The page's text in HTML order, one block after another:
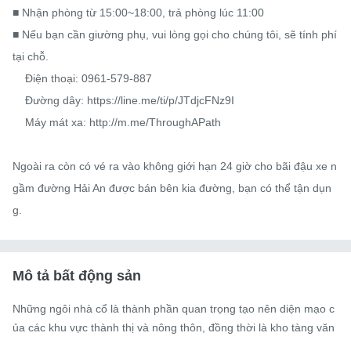
■ Nhận phòng từ 15:00~18:00, trả phòng lúc 11:00
■ Nếu bạn cần giường phụ, vui lòng gọi cho chúng tôi, sẽ tính phí
tại chỗ.
Ngoài ra còn có vé ra vào không giới hạn 24 giờ cho bãi đậu xe n
gầm đường Hải An được bán bên kia đường, bạn có thể tận dụn
g.
Mô tả bất động sản
Những ngôi nhà cổ là thành phần quan trọng tạo nên diện mạo c
ủa các khu vực thành thị và nông thôn, đồng thời là kho tàng văn